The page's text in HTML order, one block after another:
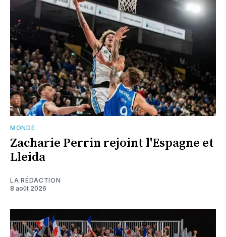
MONDE
Zacharie Perrin rejoint l'Espagne et
Lleida
LA RÉDACTION
8 août 2026